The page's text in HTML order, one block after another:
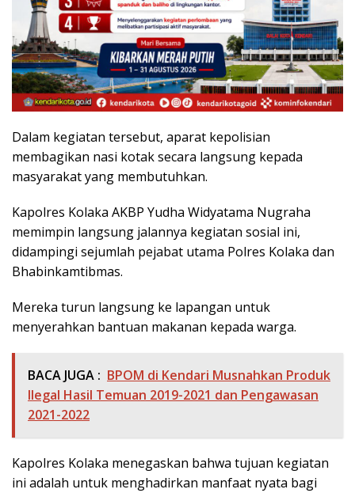
Dalam kegiatan tersebut, aparat kepolisian
membagikan nasi kotak secara langsung kepada
masyarakat yang membutuhkan.
Kapolres Kolaka AKBP Yudha Widyatama Nugraha
memimpin langsung jalannya kegiatan sosial ini,
didampingi sejumlah pejabat utama Polres Kolaka dan
Bhabinkamtibmas.
Mereka turun langsung ke lapangan untuk
menyerahkan bantuan makanan kepada warga.
BACA JUGA : BPOM di Kendari Musnahkan Produk
Ilegal Hasil Temuan 2019-2021 dan Pengawasan
2021-2022
Kapolres Kolaka menegaskan bahwa tujuan kegiatan
ini adalah untuk menghadirkan manfaat nyata bagi